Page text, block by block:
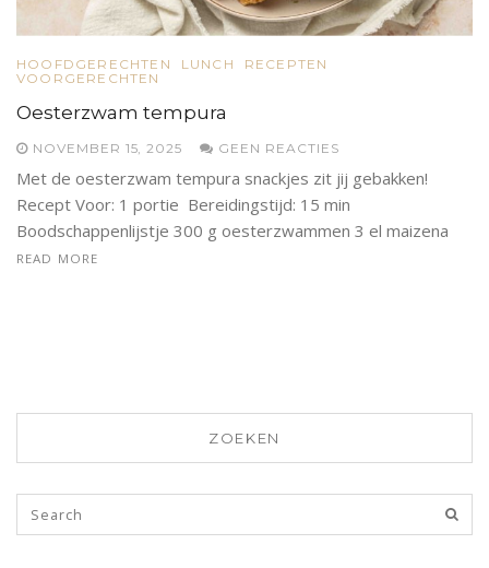
HOOFDGERECHTEN LUNCH
RECEPTEN
VOORGERECHTEN
Oesterzwam tempura
NOVEMBER 15, 2025 GEEN REACTIES
Met de oesterzwam tempura snackjes zit jij gebakken!
Recept Voor: 1 portie Bereidingstijd: 15 min
Boodschappenlijstje 300 g oesterzwammen 3 el maizena
READ MORE
ZOEKEN